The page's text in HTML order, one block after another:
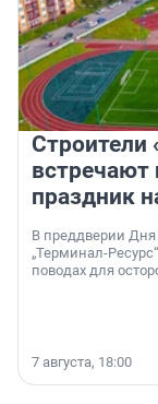
Строители
встречают
праздник
В преддверии
„Терминал-
поводах для
7 августа, 18:00